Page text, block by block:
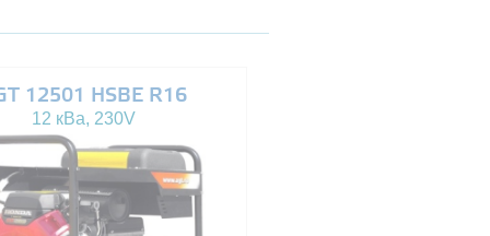
12501 HSBE R16
12 кВа, 230V